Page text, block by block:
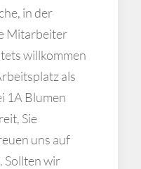
in der
Mitarbeiter
willkommen
als
1A Blumen
Sie
uns auf
Sollten wir